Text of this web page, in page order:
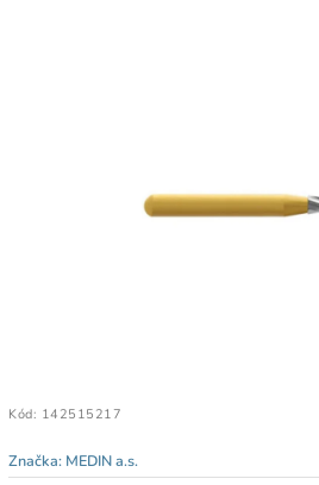
Kód: 142515217
Značka: MEDIN a.s.